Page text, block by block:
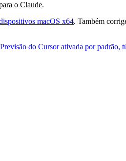
o Claude.
macOS x64. Também
Previsão do Cursor ativada por padrão,